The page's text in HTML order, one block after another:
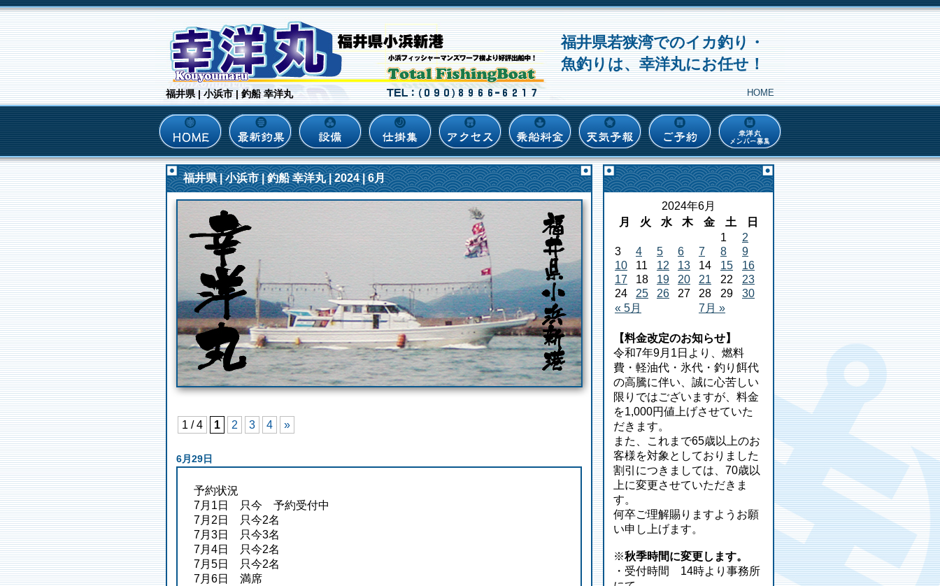
福井県 | 小浜市 | 釣船 幸洋丸
福井県若狭湾でのイカ釣り・
魚釣りは、幸洋丸にお任せ！
HOME
福井県 | 小浜市 | 釣船 幸洋丸 | 2024 | 6月
1 / 4 1 2 3 4 »
6月29日
予約状況
7月1日 只今 予約受付中
7月2日 只今2名
7月3日 只今3名
7月4日 只今2名
7月5日 只今2名
7月6日 満席
2024年6月
月
火 水 木 金 土 日
« 5月 7月 »
1
2
3
4 5 6 7 8
9
10
11 12 13 14 15
16
17
18 19 20 21 22
23
24
25 26 27 28 29 30
【料金改定のお知らせ】
令和7年9月1日より、燃料
費・軽油代・氷代・釣り餌代
の高騰に伴い、誠に心苦しい
限りではございますが、料金
を1,000円値上げさせていた
だきます。
また、これまで65歳以上のお
客様を対象としておりました
割引につきましては、70歳以
上に変更させていただきま
す。
何卒ご理解賜りますようお願
い申し上げます。
※秋季時間に変更します。
・受付時間 14時より事務所